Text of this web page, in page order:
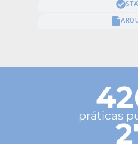
práticas